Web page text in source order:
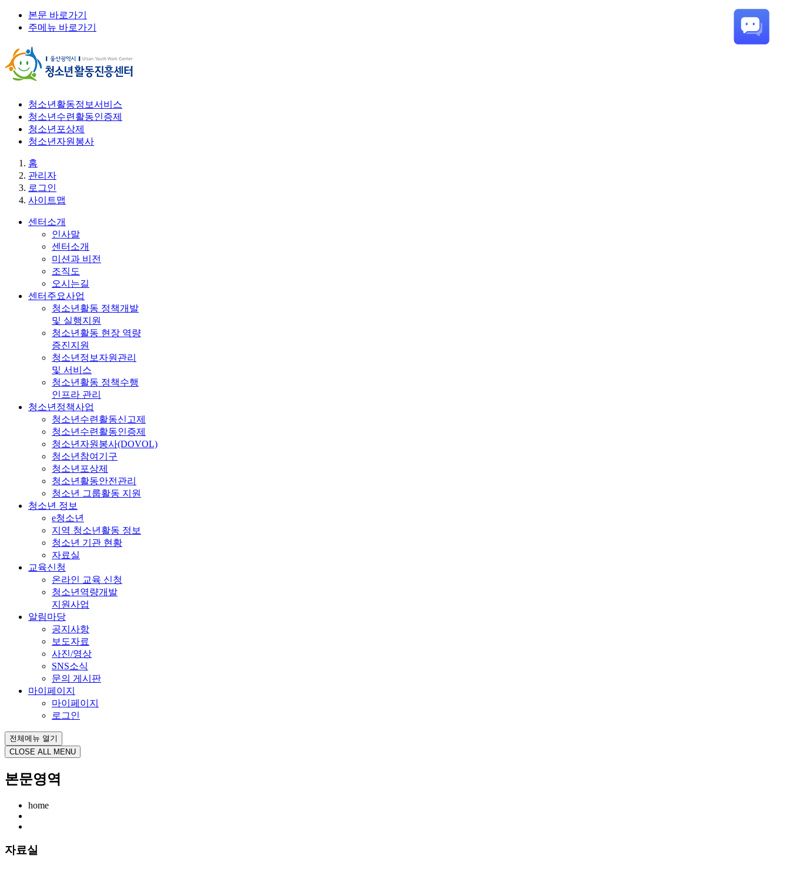
본문 바로가기
주메뉴 바로가기
청소년활동정보서비스
청소년수련활동인증제
청소년포상제
청소년자원봉사
홈
관리자
로그인
사이트맵
센터소개
인사말
센터소개
미션과 비전
조직도
오시는길
센터주요사업
청소년활동 정책개발
및 실행지원
청소년활동 현장 역량
증진지원
청소년정보자원관리
및 서비스
청소년활동 정책수행
인프라 관리
청소년정책사업
청소년수련활동신고제
청소년수련활동인증제
청소년자원봉사(DOVOL)
청소년참여기구
청소년포상제
청소년활동안전관리
청소년 그룹활동 지원
청소년 정보
e청소년
지역 청소년활동 정보
청소년 기관 현황
자료실
교육신청
온라인 교육 신청
청소년역량개발
지원사업
알림마당
공지사항
보도자료
사진/영상
SNS소식
문의 게시판
마이페이지
마이페이지
로그인
전체메뉴 열기
CLOSE ALL MENU
본문영역
home
자료실